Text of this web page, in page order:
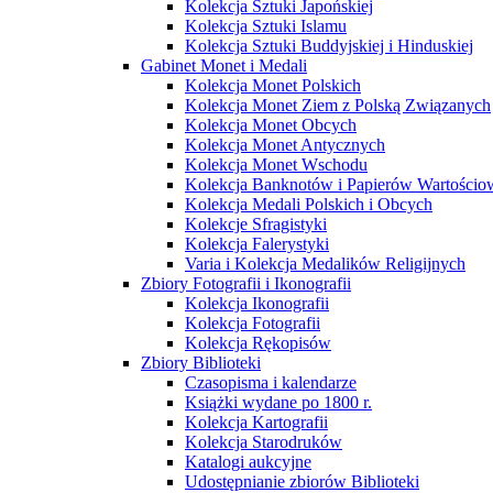
Kolekcja Sztuki Japońskiej
Kolekcja Sztuki Islamu
Kolekcja Sztuki Buddyjskiej i Hinduskiej
Gabinet Monet i Medali
Kolekcja Monet Polskich
Kolekcja Monet Ziem z Polską Związanych
Kolekcja Monet Obcych
Kolekcja Monet Antycznych
Kolekcja Monet Wschodu
Kolekcja Banknotów i Papierów
Kolekcja Medali Polskich i Obcych
Kolekcje Sfragistyki
Kolekcja Falerystyki
Varia i Kolekcja Medalików Religijnych
Zbiory Fotografii i Ikonografii
Kolekcja Ikonografii
Kolekcja Fotografii
Kolekcja Rękopisów
Zbiory Biblioteki
Czasopisma i kalendarze
Książki wydane po 1800 r.
Kolekcja Kartografii
Kolekcja Starodruków
Katalogi aukcyjne
Udostępnianie zbiorów Biblioteki